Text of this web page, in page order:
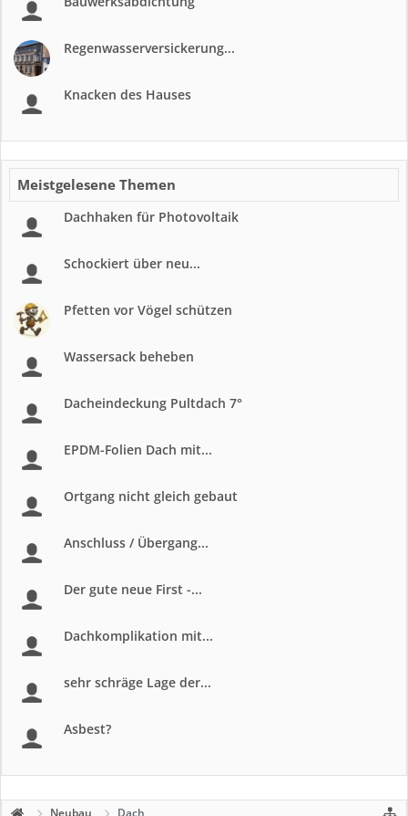
Regenwasserversickerung...
Knacken des Hauses
Meistgelesene Themen
Dachhaken für Photovoltaik
Schockiert über neu...
Pfetten vor Vögel schützen
Wassersack beheben
Dacheindeckung Pultdach 7°
EPDM-Folien Dach mit...
Ortgang nicht gleich gebaut
Anschluss / Übergang...
Der gute neue First -...
Dachkomplikation mit...
sehr schräge Lage der...
Asbest?
Neubau Dach